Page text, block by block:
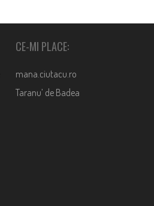
CE-MI PLACE:
mana.ciutacu.ro
Taranu’ de Badea